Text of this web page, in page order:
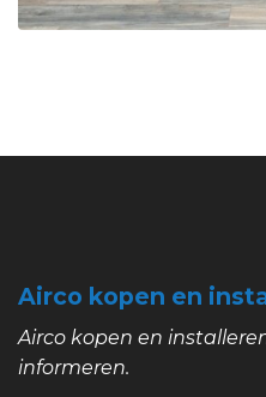
Airco kopen en
Airco kopen en
informeren.